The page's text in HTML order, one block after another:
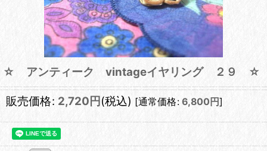
☆ アンティーク vintageイヤリング ２９ ☆
販売価格: 2,720 円 (税込) [通常価格: 6,800 円]